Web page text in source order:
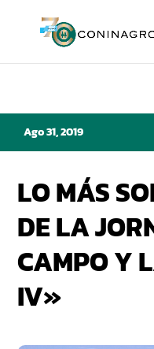
Ago 31, 2019
LO MÁS
DE LA
CAMPO Y
IV»